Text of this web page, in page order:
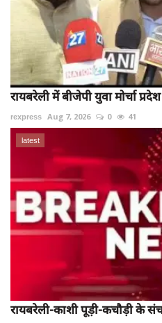
रायबरेली में बीजेपी युवा मोर्चा
rexpress Aug 7, 2026 0 41
latest
रायबरेली-काशी पूड़ी-कचौड़ी के